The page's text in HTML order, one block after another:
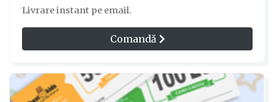
Livrare instant pe email.
Comandă